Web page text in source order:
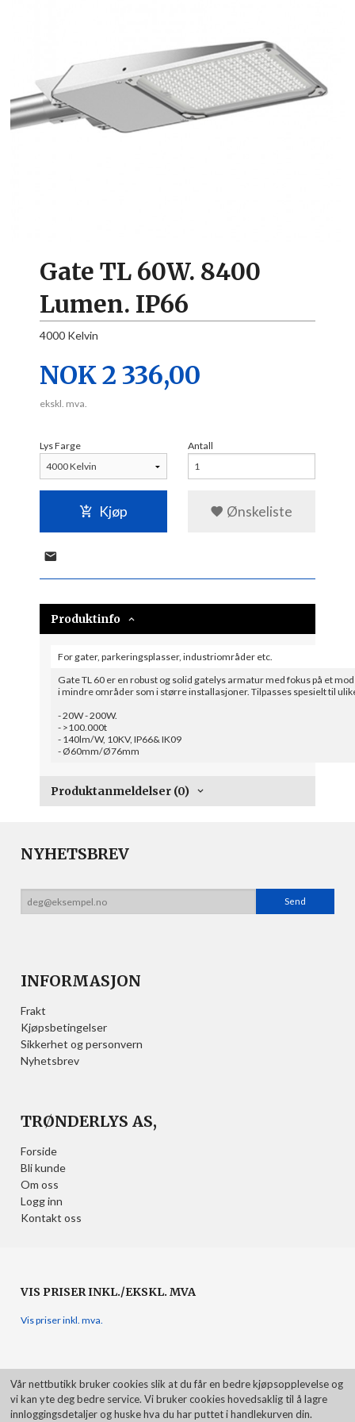
Gate TL 60W. 8400
Lumen. IP66
4000 Kelvin
Pris
NOK2 336,00
ekskl. mva.
Lys Farge Antall
Kjøp Ønskeliste
Produktinfo
For gater, parkeringsplasser, industriområder etc.
Gate TL 60 er en robust og solid gatelys armatur med fokus på et
i mindre områder som i større installasjoner. Tilpasses spesielt til
- 20W - 200W.
- >100.000t
- 140lm/W, 10KV, IP66& IK09
- Ø60mm/Ø76mm
Produktanmeldelser (0)
NYHETSBREV
INFORMASJON
Frakt
Kjøpsbetingelser
Sikkerhet og personvern
Nyhetsbrev
TRØNDERLYS AS,
Forside
Bli kunde
Om oss
Logg inn
Kontakt oss
VIS PRISER INKL./EKSKL. MVA
Vis priser inkl. mva.
Vår nettbutikk bruker cookies slik at du får en bedre kjøpsopplevelse og
vi kan yte deg bedre service. Vi bruker cookies hovedsaklig til å lagre
innloggingsdetaljer og huske hva du har puttet i handlekurven din.